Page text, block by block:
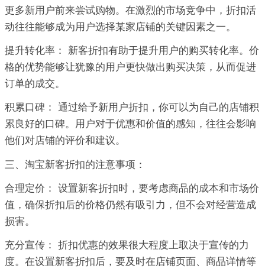
更多新用户前来尝试购物。在激烈的市场竞争中，折扣活
动往往能够成为用户选择某家店铺的关键因素之一。
提升转化率： 新客折扣有助于提升用户的购买转化率。价
格的优势能够让犹豫的用户更快做出购买决策，从而促进
订单的成交。
积累口碑： 通过给予新用户折扣，你可以为自己的店铺积
累良好的口碑。用户对于优惠和价值的感知，往往会影响
他们对店铺的评价和建议。
三、淘宝新客折扣的注意事项：
合理定价： 设置新客折扣时，要考虑商品的成本和市场价
值，确保折扣后的价格仍然有吸引力，但不会对经营造成
损害。
充分宣传： 折扣优惠的效果很大程度上取决于宣传的力
度。在设置新客折扣后，要及时在店铺页面、商品详情等